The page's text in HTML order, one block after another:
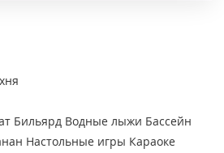
Бильярд Водные лыжи Бассейн
Настольные игры Караоке